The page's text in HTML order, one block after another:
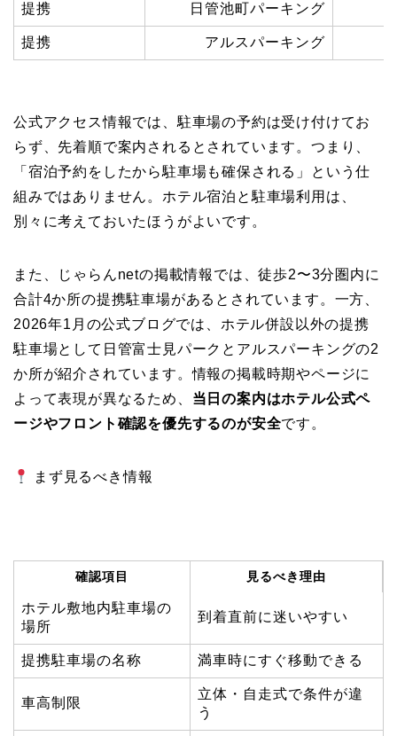
提携 日管池町パーキング
提携 アルスパーキング
公式アクセス情報では、駐車場の予約は受け付けてお
らず、先着順で案内されるとされています。つまり、
「宿泊予約をしたから駐車場も確保される」という仕
組みではありません。ホテル宿泊と駐車場利用は、
別々に考えておいたほうがよいです。
また、じゃらんnetの掲載情報では、徒歩2〜3分圏内に
合計4か所の提携駐車場があるとされています。一方、
2026年1月の公式ブログでは、ホテル併設以外の提携
駐車場として日管富士見パークとアルスパーキングの2
か所が紹介されています。情報の掲載時期やページに
よって表現が異なるため、 当日の案内はホテル公式ペ
ージやフロント確認を優先するのが安全です。
まず見るべき情報
確認項目 見るべき理由
ホテル敷地内駐車場の
場所
到着直前に迷いやすい
提携駐車場の名称 満車時にすぐ移動できる
車高制限
立体・自走式で条件が違
う